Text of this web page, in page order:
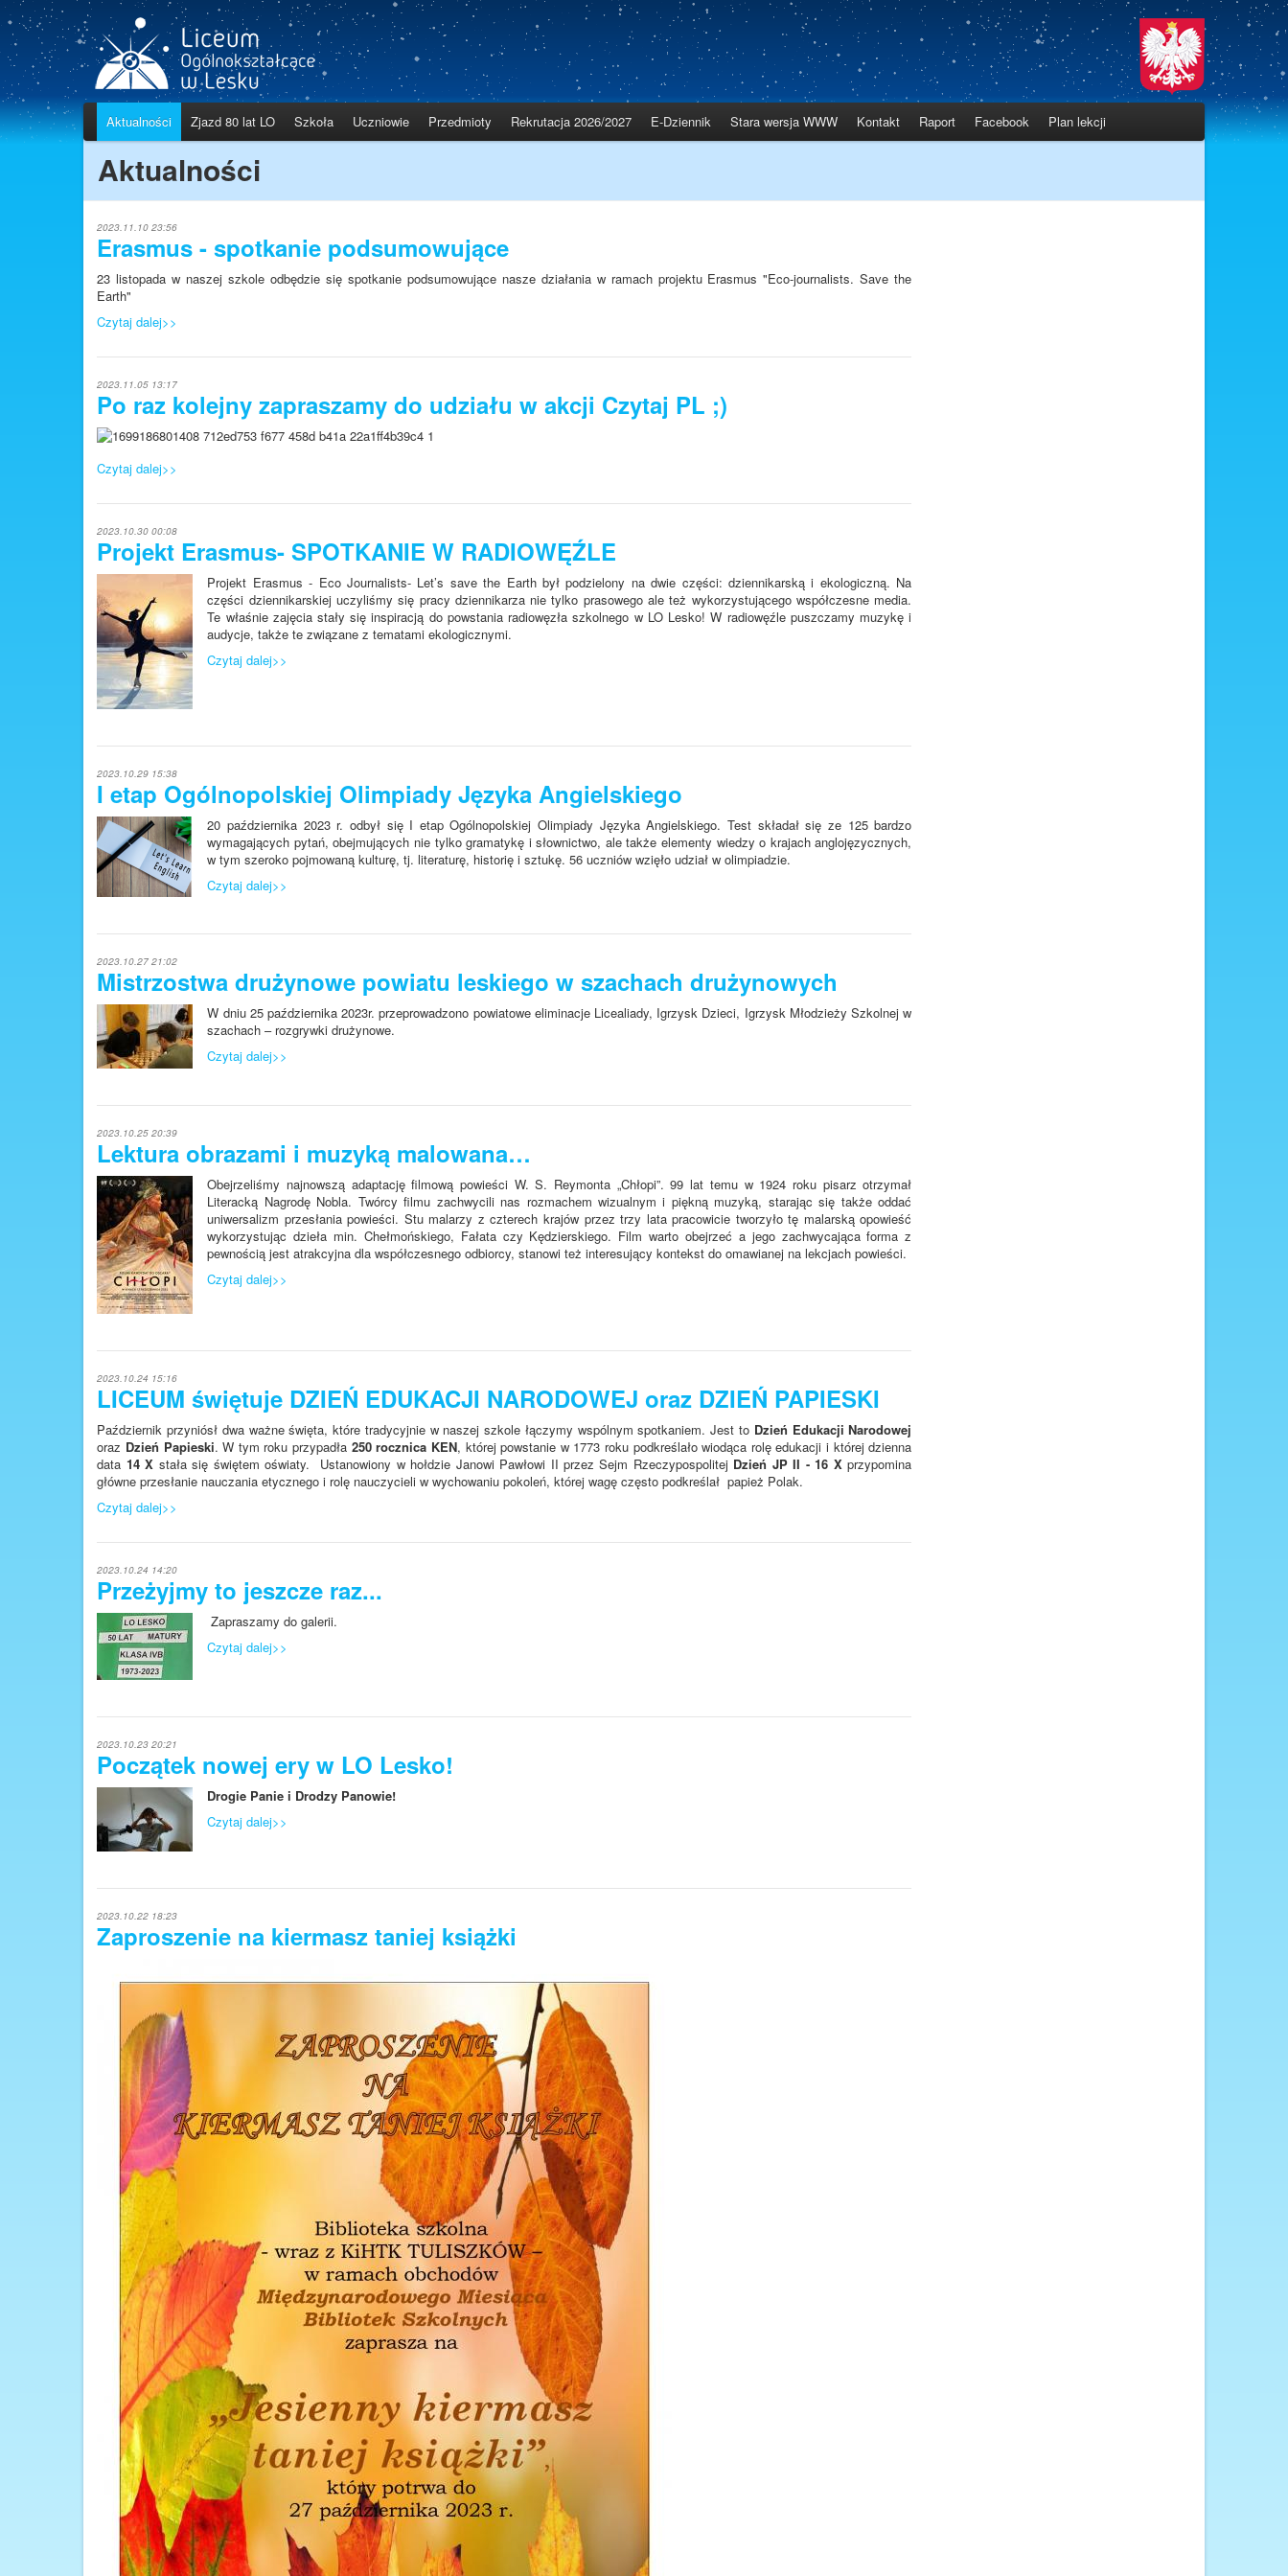
Aktualności Zjazd 80 lat LO Szkoła Uczniowie Przedmioty Rekrutacja 2026/2027 E-Dziennik Stara wersja WWW Kontakt Raport Facebook Plan lekcji
Aktualności
2023.11.10 23:56
Erasmus - spotkanie podsumowujące
23 listopada w naszej szkole odbędzie się spotkanie podsumowujące nasze działania w ramach projektu Erasmus "Eco-journalists. Save the
Earth"
Czytaj dalej>>
2023.11.05 13:17
Po raz kolejny zapraszamy do udziału w akcji Czytaj PL ;)
Czytaj dalej>>
2023.10.30 00:08
Projekt Erasmus- SPOTKANIE W RADIOWĘŹLE
Projekt Erasmus - Eco Journalists- Let’s save the Earth był podzielony na dwie części: dziennikarską i ekologiczną. Na
części dziennikarskiej uczyliśmy się pracy dziennikarza nie tylko prasowego ale też wykorzystującego współczesne media.
Te właśnie zajęcia stały się inspiracją do powstania radiowęzła szkolnego w LO Lesko! W radiowęźle puszczamy muzykę i
audycje, także te związane z tematami ekologicznymi.
Czytaj dalej>>
2023.10.29 15:38
I etap Ogólnopolskiej Olimpiady Języka Angielskiego
20 października 2023 r. odbył się I etap Ogólnopolskiej Olimpiady Języka Angielskiego. Test składał się ze 125 bardzo
wymagających pytań, obejmujących nie tylko gramatykę i słownictwo, ale także elementy wiedzy o krajachanglojęzycznych,
w tym szeroko pojmowaną kulturę, tj. literaturę, historię i sztukę. 56 uczniów wzięło udział w olimpiadzie.
Czytaj dalej>>
2023.10.27 21:02
Mistrzostwa drużynowe powiatu leskiego w szachach drużynowych
W dniu 25 października 2023r. przeprowadzono powiatowe eliminacje Licealiady, Igrzysk Dzieci, Igrzysk Młodzieży Szkolnej w
szachach – rozgrywki drużynowe.
Czytaj dalej>>
2023.10.25 20:39
Lektura obrazami i muzyką malowana…
Obejrzeliśmy najnowszą adaptację filmową powieści W. S. Reymonta „Chłopi”. 99 lat temu w 1924 roku pisarz otrzymał
Literacką Nagrodę Nobla. Twórcy filmu zachwycili nas rozmachem wizualnym i piękną muzyką, starając się także oddać
uniwersalizm przesłania powieści. Stu malarzy z czterech krajów przez trzy lata pracowicie tworzyło tę malarską opowieść
wykorzystując dzieła min. Chełmońskiego, Fałata czy Kędzierskiego. Film warto obejrzeć a jego zachwycająca forma z
pewnością jest atrakcyjna dla współczesnego odbiorcy, stanowi też interesujący kontekst do omawianej na lekcjach powieści.
Czytaj dalej>>
2023.10.24 15:16
LICEUM świętuje DZIEŃ EDUKACJI NARODOWEJ oraz DZIEŃ PAPIESKI
Październik przyniósł dwa ważne święta, które tradycyjnie w naszej szkole łączymy wspólnym spotkaniem. Jest to Dzień Edukacji Narodowej
oraz Dzień Papieski. W tym roku przypadła 250 rocznica KEN, której powstanie w 1773 roku podkreślało wiodąca rolę edukacji i której dzienna
data 14 X stała się świętem oświaty. Ustanowiony w hołdzie Janowi Pawłowi II przez Sejm Rzeczypospolitej Dzień JP II - 16 Xprzypomina
główne przesłanie nauczania etycznego i rolę nauczycieli w wychowaniu pokoleń, której wagę często podkreślał papież Polak.
Czytaj dalej>>
2023.10.24 14:20
Przeżyjmy to jeszcze raz...
Zapraszamy do galerii.
Czytaj dalej>>
2023.10.23 20:21
Początek nowej ery w LO Lesko!
Drogie Panie i Drodzy Panowie!
Czytaj dalej>>
2023.10.22 18:23
Zaproszenie na kiermasz taniej książki